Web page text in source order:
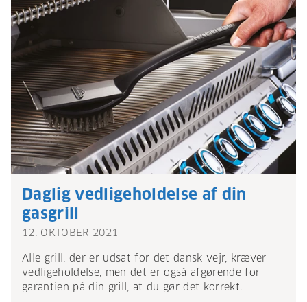
Daglig vedligeholdelse af din
gasgrill
12. OKTOBER 2021
Alle grill, der er udsat for det dansk vejr, kræver
vedligeholdelse, men det er også afgørende for
garantien på din grill, at du gør det korrekt.